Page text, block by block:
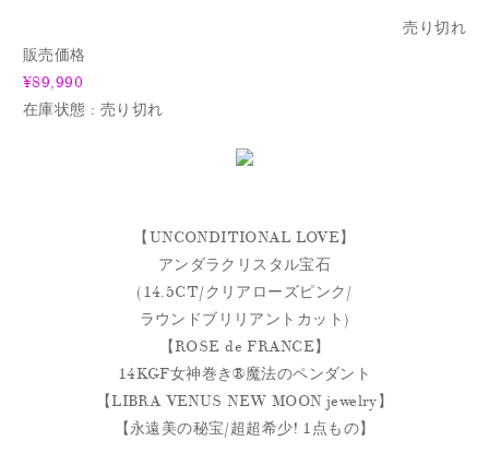
売り切れ
販売価格
¥89,990
在庫状態 : 売り切れ
【UNCONDITIONAL LOVE】
アンダラクリスタル宝石
(14.5CT/クリアローズピンク/
ラウンドブリリアントカット)
【ROSE de FRANCE】
14KGF女神巻き®︎魔法のペンダント
【LIBRA VENUS NEW MOON jewelry】
【永遠美の秘宝/超超希少! 1点もの】